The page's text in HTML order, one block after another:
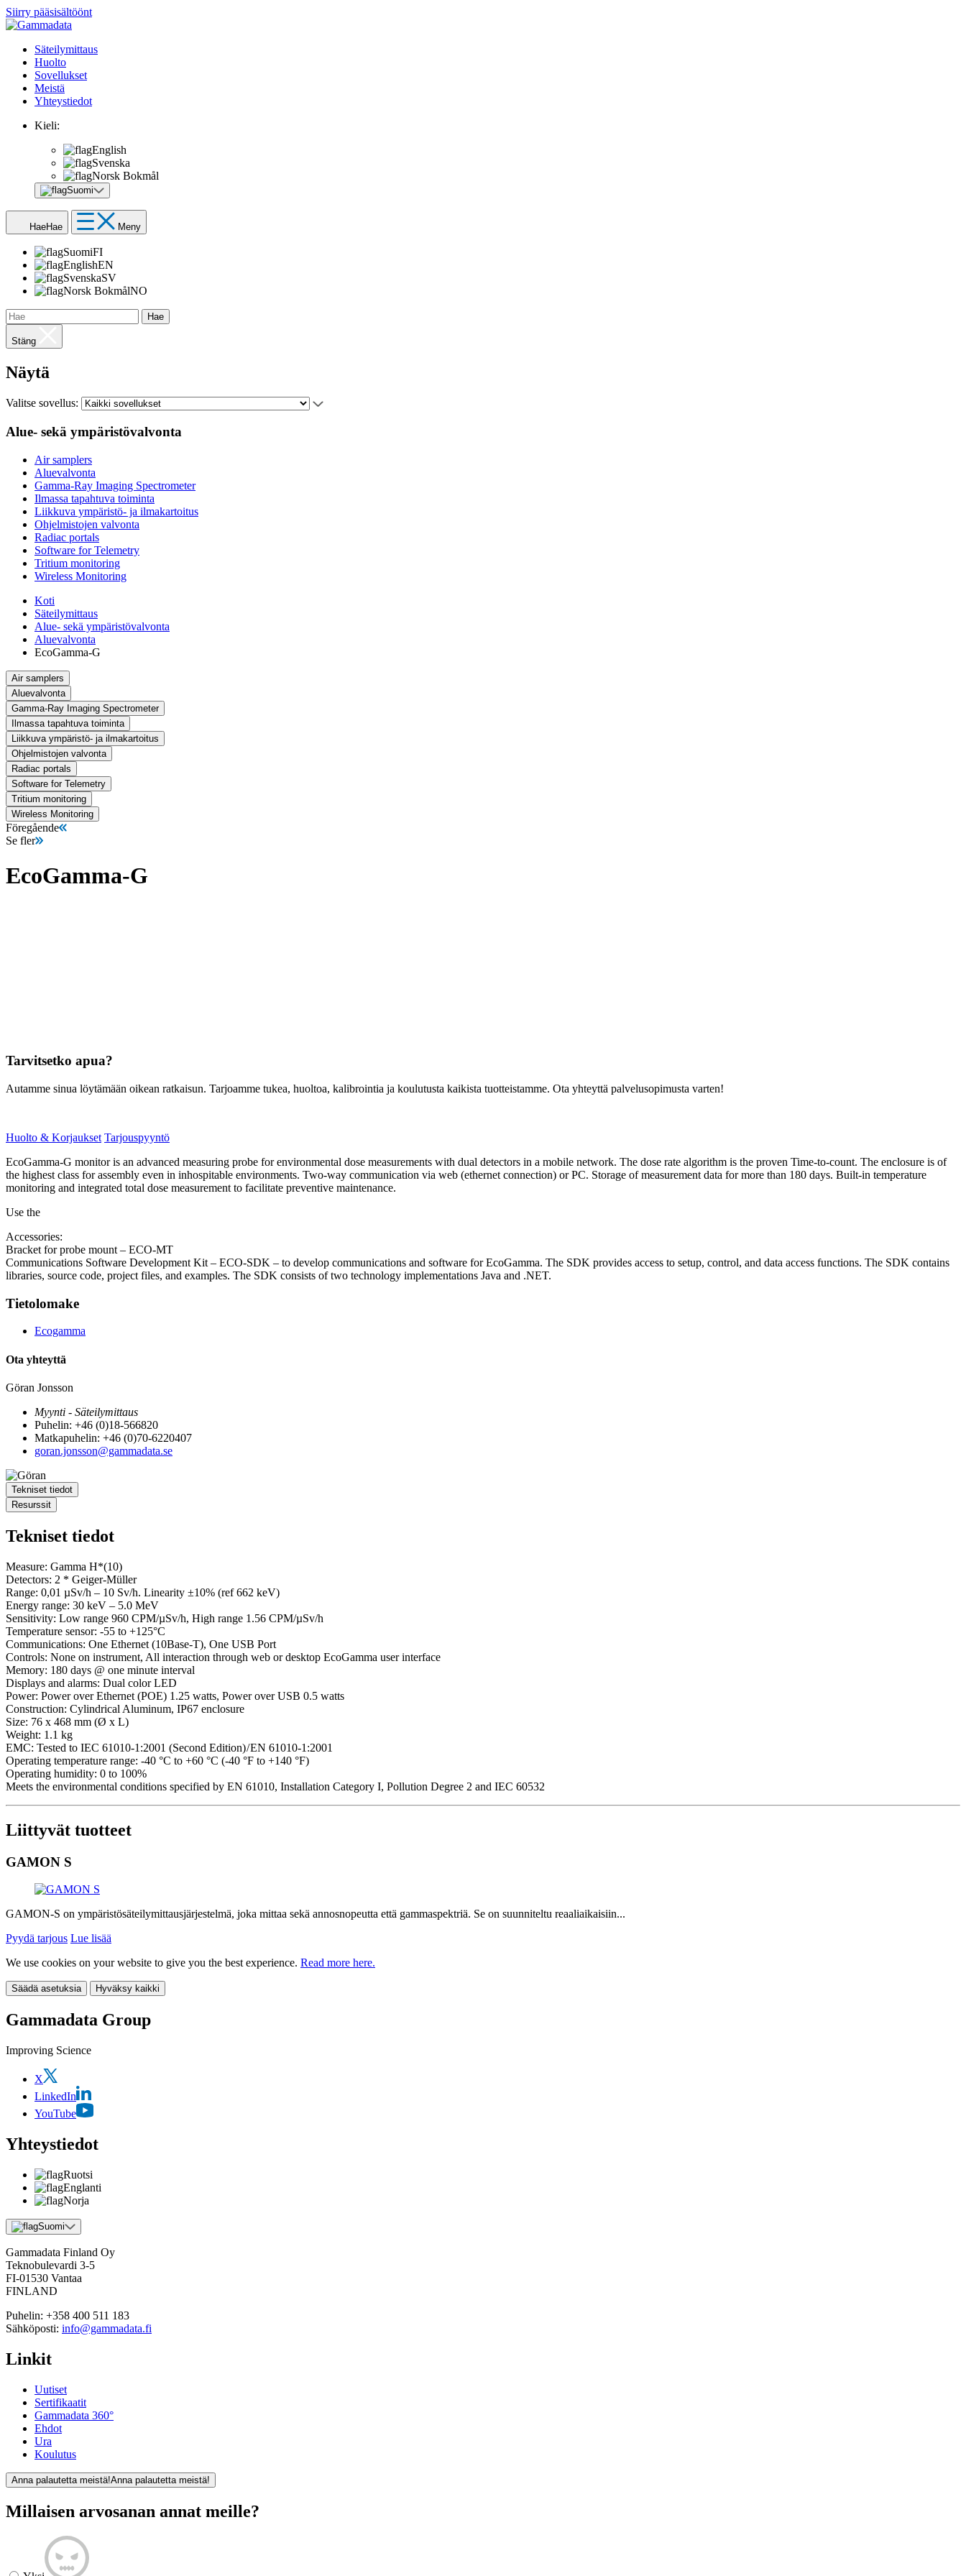
Siirry pääsisältöönt
Säteilymittaus
Huolto
Sovellukset
Meistä
Yhteystiedot
Kieli:
English
Svenska
Norsk Bokmål
Suomi
HaeHae Meny
SuomiFI
EnglishEN
SvenskaSV
Norsk BokmålNO
Hae
Stäng
Näytä
Valitse sovellus:
Alue- sekä ympäristövalvonta
Air samplers
Aluevalvonta
Gamma-Ray Imaging Spectrometer
Ilmassa tapahtuva toiminta
Liikkuva ympäristö- ja ilmakartoitus
Ohjelmistojen valvonta
Radiac portals
Software for Telemetry
Tritium monitoring
Wireless Monitoring
Koti
Säteilymittaus
Alue- sekä ympäristövalvonta
Aluevalvonta
EcoGamma-G
Air samplers
Aluevalvonta
Gamma-Ray Imaging Spectrometer
Ilmassa tapahtuva toiminta
Liikkuva ympäristö- ja ilmakartoitus
Ohjelmistojen valvonta
Radiac portals
Software for Telemetry
Tritium monitoring
Wireless Monitoring
Föregående
Se fler
EcoGamma-G
Tarvitsetko apua?
Autamme sinua löytämään oikean ratkaisun. Tarjoamme tukea, huoltoa, kalibrointia ja koulutusta kaikista tuotteistamme. Ota yhteyttä palvelusopimusta varten!
Huolto & Korjaukset Tarjouspyyntö
EcoGamma-G monitor is an advanced measuring probe for environmental dose measurements with dual detectors in a mobile network. The dose rate algorithm is the proven Time-to-count. The enclosure is of
the highest class for assembly even in inhospitable environments. Two-way communication via web (ethernet connection) or PC. Storage of measurement data for more than 180 days. Built-in temperature
monitoring and integrated total dose measurement to facilitate preventive maintenance.
Use the
Accessories:
Bracket for probe mount – ECO-MT
Communications Software Development Kit – ECO-SDK – to develop communications and software for EcoGamma. The SDK provides access to setup, control, and data access functions. The SDK contains
libraries, source code, project files, and examples. The SDK consists of two technology implementations Java and .NET.
Tietolomake
Ecogamma
Ota yhteyttä
Göran Jonsson
Myynti - Säteilymittaus
Puhelin: +46 (0)18-566820
Matkapuhelin: +46 (0)70-6220407
goran.jonsson@gammadata.se
Tekniset tiedot
Resurssit
Tekniset tiedot
Measure: Gamma H*(10)
Detectors: 2 * Geiger-Müller
Range: 0,01 µSv/h – 10 Sv/h. Linearity ±10% (ref 662 keV)
Energy range: 30 keV – 5.0 MeV
Sensitivity: Low range 960 CPM/µSv/h, High range 1.56 CPM/µSv/h
Temperature sensor: -55 to +125°C
Communications: One Ethernet (10Base-T), One USB Port
Controls: None on instrument, All interaction through web or desktop EcoGamma user interface
Memory: 180 days @ one minute interval
Displays and alarms: Dual color LED
Power: Power over Ethernet (POE) 1.25 watts, Power over USB 0.5 watts
Construction: Cylindrical Aluminum, IP67 enclosure
Size: 76 x 468 mm (Ø x L)
Weight: 1.1 kg
EMC: Tested to IEC 61010-1:2001 (Second Edition) / EN 61010-1:2001
Operating temperature range: -40 °C to +60 °C (-40 °F to +140 °F)
Operating humidity: 0 to 100%
Meets the environmental conditions specified by EN 61010, Installation Category I, Pollution Degree 2 and IEC 60532
Liittyvät tuotteet
GAMON S
GAMON-S on ympäristösäteilymittausjärjestelmä, joka mittaa sekä annosnopeutta että gammaspektriä. Se on suunniteltu reaaliaikaisiin...
Pyydä tarjous Lue lisää
We use cookies on your website to give you the best experience. Read more here.
Säädä asetuksia Hyväksy kaikki
Gammadata Group
Improving Science
X
LinkedIn
YouTube
Yhteystiedot
Ruotsi
Englanti
Norja
Suomi
Gammadata Finland Oy
Teknobulevardi 3-5
FI-01530 Vantaa
FINLAND
Puhelin: +358 400 511 183
Sähköposti: info@gammadata.fi
Linkit
Uutiset
Sertifikaatit
Gammadata 360°
Ehdot
Ura
Koulutus
Anna palautetta meistä!Anna palautetta meistä!
Millaisen arvosanan annat meille?